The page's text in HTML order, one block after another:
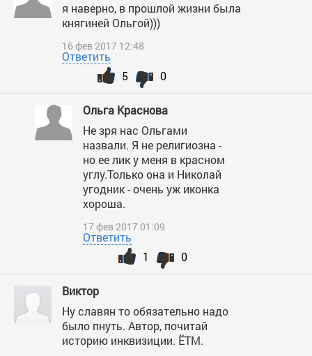
я наверно, в прошлой жизни была
княгиней Ольгой)))
16 фев 2017 12:48
Ответить
0
5
Ольга Краснова
Не зря нас Ольгами
назвали. Я не религиозна -
но ее лик у меня в красном
углу.Только она и Николай
угодник - очень уж иконка
хороша.
17 фев 2017 01:09
Ответить
0
1
Виктор
Ну славян то обязательно надо
было пнуть. Автор, почитай
историю инквизиции. ЁТМ.